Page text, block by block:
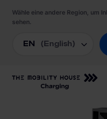
Ladezubehör